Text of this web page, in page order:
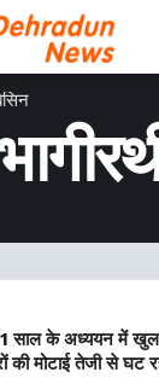
साल के अध्ययन में
की मोटाई तेजी से घट